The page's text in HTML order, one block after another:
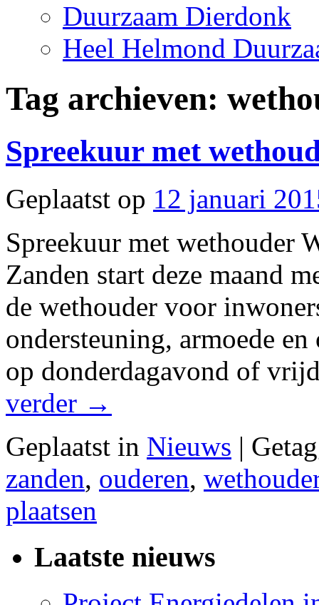
Duurzaam Dierdonk
Heel Helmond
Tag archieven:
Spreekuur met
Geplaatst op 12 januari
Spreekuur met wethouder
Zanden start deze maand
de wethouder voor
ondersteuning, armoede
op donderdagavond of
verder →
Geplaatst in Nieuws |
zanden, ouderen,
plaatsen
Laatste nieuws